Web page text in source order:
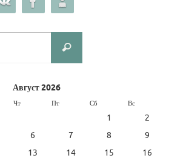
Поиск
Август 2026
Чт Пт Сб Вс
1
2
6 7 8
9
13 14 15
16